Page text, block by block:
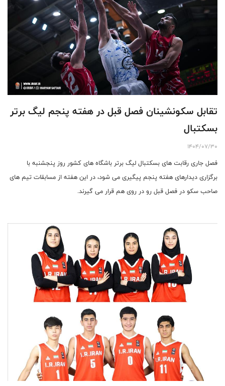
تقابل سکونشینان فصل قبل در هفته پنجم لیگ برتر
بسکتبال
1404/07/30
فصل جاری رقابت های بسکتبال لیگ برتر باشگاه های کشور روز پنجشنبه با
برگزاری دیدارهای هفته پنجم پیگیری می شود، در این هفته از مسابقات تیم های
صاحب سکو در فصل قبل رو در روی هم قرار می گیرند.